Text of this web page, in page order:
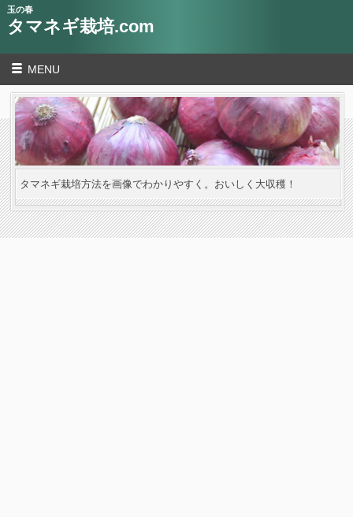
玉の春
タマネギ栽培.com
MENU
タマネギ栽培方法を画像でわかりやすく。おいしく大収穫！